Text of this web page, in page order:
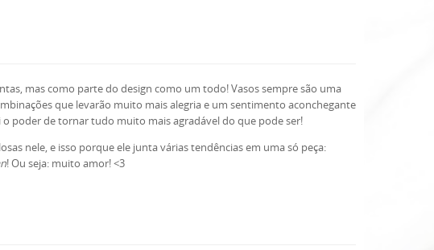
mas como parte do design como um todo! Vasos sempre são uma
que levarão muito mais alegria e um sentimento aconchegante
poder de tornar tudo muito mais agradável do que pode ser!
nele, e isso porque ele junta várias tendências em uma só peça:
! Ou seja: muito amor! <3